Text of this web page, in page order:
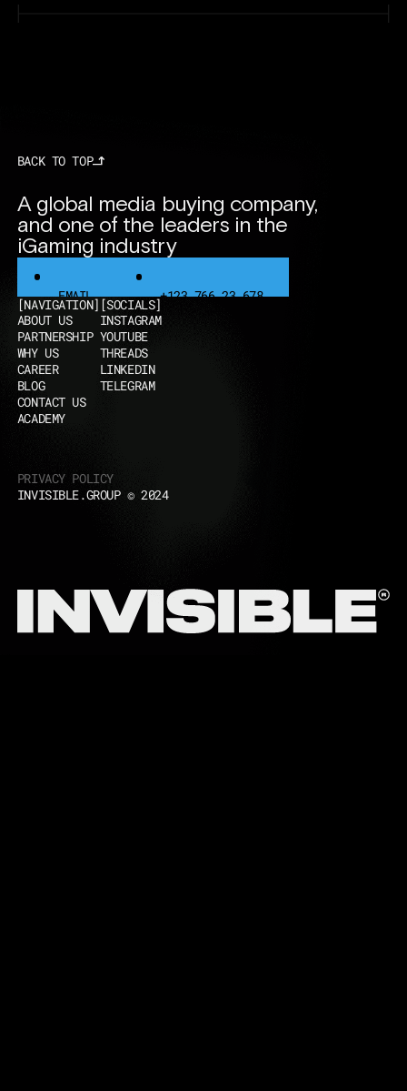
A global media buying company,
and one of the leaders in the
iGaming industry
EMAIL
EMAIL
+123 766 23 678
+123 766 23 678
[NAVIGATION]
ABOUT US
PARTNERSHIP
WHY US
CAREER
BLOG
CONTACT US
ACADEMY
[SOCIALS]
INSTAGRAM
YOUTUBE
THREADS
LINKEDIN
TELEGRAM
BACK TO TOP
PRIVACY POLICY
INVISIBLE.GROUP © 2024